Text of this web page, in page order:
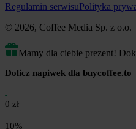
Regulamin serwisuPolityka
© 2026, Coffee Media Sp. z o.o.
Mamy dla ciebie prezent!
Dolicz napiwek dla buycoffee.to
0 zł
10%